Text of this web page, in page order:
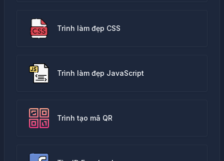
Trình làm đẹp CSS
Trình làm đẹp JavaScript
Trình tạo mã QR